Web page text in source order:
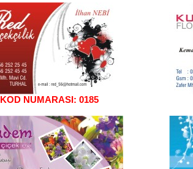
KOD NUMARASI: 0185